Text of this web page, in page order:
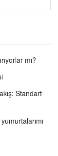
mı?
Standart